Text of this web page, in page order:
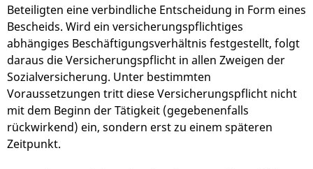
Beteiligten eine verbindliche Entscheidung in Form eines
Bescheids. Wird ein versicherungspflichtiges
abhängiges Beschäftigungsverhältnis festgestellt, folgt
daraus die Versicherungspflicht in allen Zweigen der
Sozialversicherung. Unter bestimmten
Voraussetzungen tritt diese Versicherungspflicht nicht
mit dem Beginn der Tätigkeit (gegebenenfalls
rückwirkend) ein, sondern erst zu einem späteren
Zeitpunkt.